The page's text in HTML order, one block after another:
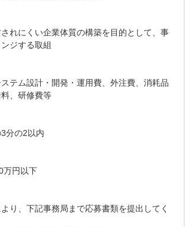
にくい企業体質の構築を目的として、事
ジする取組
ム設計・開発・運用費、外注費、消耗品
、研修費等
の2以内
円以下
、下記事務局まで応募書類を提出してく